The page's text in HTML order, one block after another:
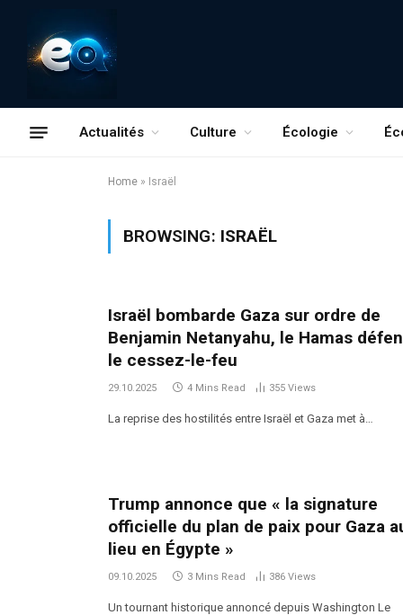
Actualités Culture Écologie
Home » Israël
BROWSING: ISRAËL
Israël bombarde Gaza sur ordre de
Benjamin Netanyahu, le Hamas
le cessez-le-feu
29.10.2025 4 Mins Read 355 Views
La reprise des hostilités entre Israël et Gaza met à…
Trump annonce que « la signature
officielle du plan de paix pour Gaza
lieu en Égypte »
09.10.2025 3 Mins Read 386 Views
Un tournant historique annoncé depuis Washington Le